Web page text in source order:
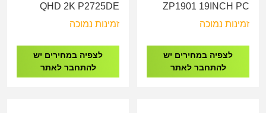
ZP1901 19INCH PC
Monitor
זמינות נמוכה
לצפיה במחירים יש
להתחבר לאתר
QHD 2K P2725DE
USB-C Hub HDMI, DP,
זמינות נמוכה
לצפיה במחירים יש
להתחבר לאתר